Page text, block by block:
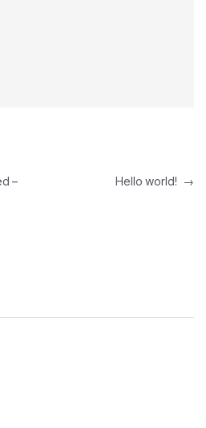
–
Hello world! →